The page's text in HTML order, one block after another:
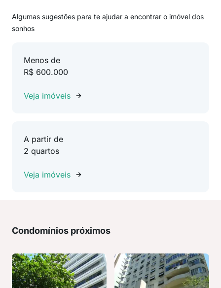
Algumas sugestões para te ajudar a encontrar o imóvel dos
sonhos
Menos de
R$ 600.000
Veja imóveis
A partir de
2 quartos
Veja imóveis
Condomínios próximos